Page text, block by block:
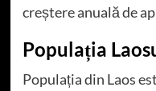
creștere anuală de
Populația
Populația din Laos